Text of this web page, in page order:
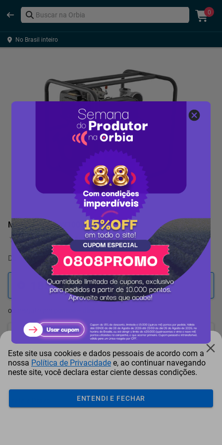
0
No Brasil inteiro
MOTOBOMBA W100D HUSQVARNA
0 Avaliação
De 189.774 pontospor -5%
180.285 pontos
ou resgate por
162.257 pontos + R$ 829,29
153.243 pontos + R$ 1.243,93
144.228 pontos + R$ 1.658,62
Este site usa cookies e dados pessoais de acordo com a
nossa Política de Privacidade e, ao continuar navegando
neste site, você declara estar ciente dessas condições.
ENTENDI E FECHAR